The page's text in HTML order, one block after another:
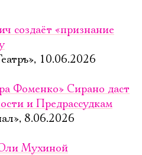
создаёт «признание
10.06.2026
Фоменко» Сирано даст
и Предрассудкам
8.06.2026
Мухиной